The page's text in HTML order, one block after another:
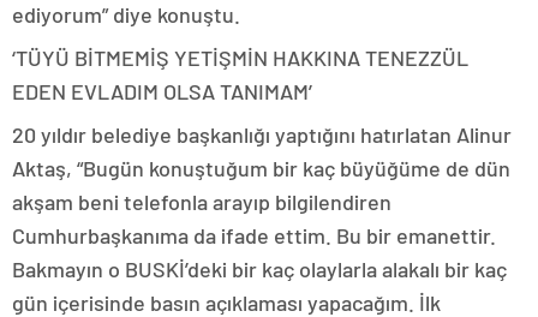
ediyorum” diye konuştu.
‘TÜYÜ BİTMEMİŞ YETİŞMİN HAKKINA TENEZZÜL
EDEN EVLADIM OLSA TANIMAM’
20 yıldır belediye başkanlığı yaptığını hatırlatan Alinur
Aktaş, “Bugün konuştuğum bir kaç büyüğüme de dün
akşam beni telefonla arayıp bilgilendiren
Cumhurbaşkanıma da ifade ettim. Bu bir emanettir.
Bakmayın o BUSKİ’deki bir kaç olaylarla alakalı bir kaç
gün içerisinde basın açıklaması yapacağım. İlk